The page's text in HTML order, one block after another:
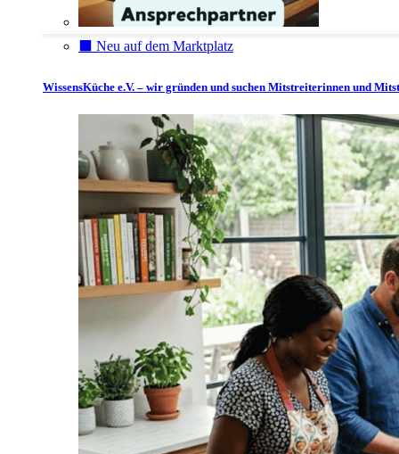
⬛️ Neu auf dem Marktplatz
WissensKüche e.V. – wir gründen und suchen Mitstreiterinnen und